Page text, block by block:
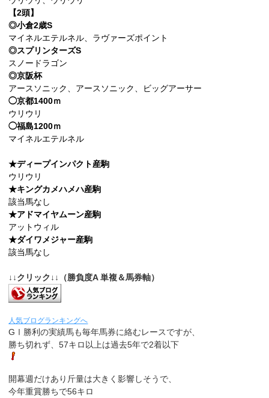
【2頭】
◎小倉2歳S
マイネルエテルネル、ラヴァーズポイント
◎スプリンターズS
スノードラゴン
◎京阪杯
アースソニック、アースソニック、ビッグアーサー
◯京都1400ｍ
ウリウリ
◯福島1200ｍ
マイネルエテルネル
★ディープインパクト産駒
ウリウリ
★キングカメハメハ産駒
該当馬なし
★アドマイヤムーン産駒
アットウィル
★ダイワメジャー産駒
該当馬なし
↓↓クリック↓↓（勝負度A 単複＆馬券軸）
人気ブログランキングへ
GⅠ勝利の実績馬も毎年馬券に絡むレースですが、
勝ち切れず、57キロ以上は過去5年で2着以下
開幕週だけあり斤量は大きく影響しそうで、
今年重賞勝ちで56キロ